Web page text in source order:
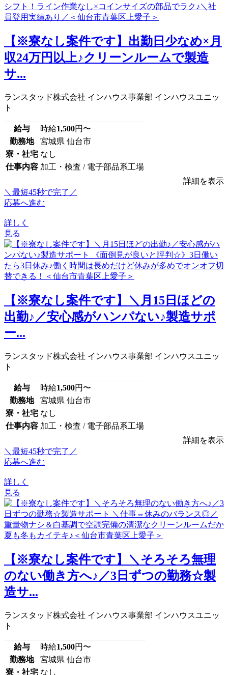
【※寮なし案件です】出勤日少なめ×月
収24万円以上♪クリーンルームで製造
サ...
ランスタッド株式会社 インハウス事業部 インハウスユニッ
ト
給与 時給1,500円〜
勤務地
宮城県 仙台市
寮・社宅 なし
仕事内容 加工・検査 / 電子部品系工場
詳細を表示
＼最短45秒で完了／
応募へ進む
詳しく
見る
【※寮なし案件です】＼月15日ほどの
出勤♪／安心感がハンパない♪製造サポ
ー...
ランスタッド株式会社 インハウス事業部 インハウスユニッ
ト
給与 時給1,500円〜
勤務地
宮城県 仙台市
寮・社宅 なし
仕事内容 加工・検査 / 電子部品系工場
詳細を表示
＼最短45秒で完了／
応募へ進む
詳しく
見る
【※寮なし案件です】＼そろそろ無理
のない働き方へ♪／3日ずつの勤務☆製
造サ...
ランスタッド株式会社 インハウス事業部 インハウスユニッ
ト
給与 時給1,500円〜
勤務地
宮城県 仙台市
寮・社宅 なし